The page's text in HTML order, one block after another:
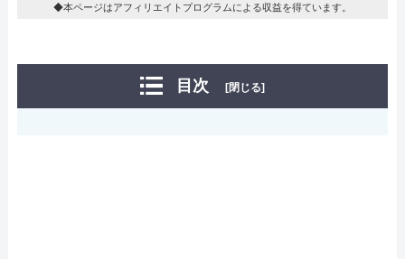
◆本ページはアフィリエイトプログラムによる収益を得ています。
目次 [閉じる]